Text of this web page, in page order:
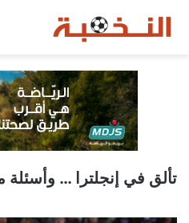
تألق في إنجلترا …